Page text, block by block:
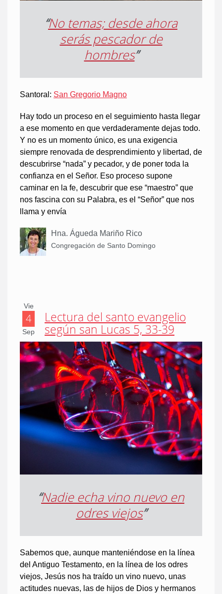
“No temas; desde ahora
serás pescador de
hombres”
Santoral: San Gregorio Magno
Hay todo un proceso en el seguimiento hasta llegar
a ese momento en que verdaderamente dejas todo.
Y no es un momento único, es una exigencia
siempre renovada de desprendimiento y libertad, de
descubrirse “nada” y pecador, y de poner toda la
confianza en el Señor. Eso proceso supone
caminar en la fe, descubrir que ese “maestro” que
nos fascina con su Palabra, es el “Señor” que nos
llama y envía
Hna. Águeda Mariño Rico
Congregación de Santo Domingo
Vie
4
Sep
Lectura del santo evangelio
según san Lucas 5, 33-39
“Nadie echa vino nuevo en
odres viejos”
Sabemos que, aunque manteniéndose en la línea
del Antiguo Testamento, en la línea de los odres
viejos, Jesús nos ha traído un vino nuevo, unas
actitudes nuevas, las de hijos de Dios y hermanos